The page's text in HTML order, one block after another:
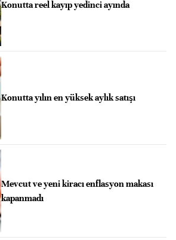
Konutta reel kayıp yedinci ayında
Konutta yılın en yüksek aylık satışı
Mevcut ve yeni kiracı enflasyon makası
kapanmadı